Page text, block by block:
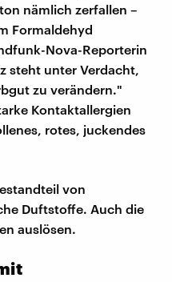
nämlich zerfallen –
Formaldehyd
Nova-Reporterin
steht unter Verdacht,
zu verändern."
Kontaktallergien
rotes, juckendes
von
Duftstoffe. Auch die
auslösen.